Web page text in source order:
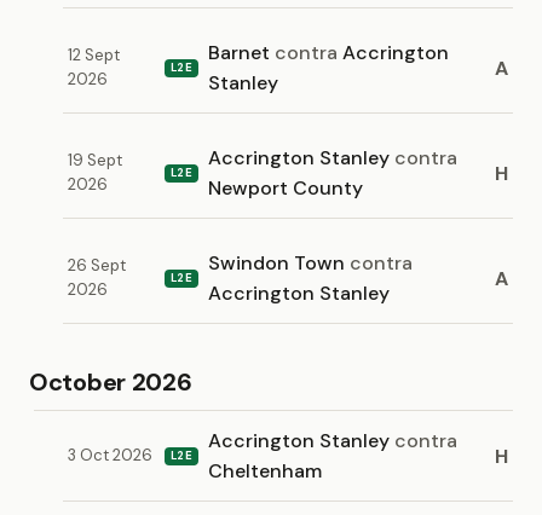
12 Sept
2026
L2E
Barnet contra Accrington
Stanley
A
19 Sept
2026
L2E
Accrington Stanley contra
Newport County
H
26 Sept
2026
L2E
Swindon Town contra
Accrington Stanley
A
October 2026
3 Oct 2026 L2E
Accrington Stanley contra
Cheltenham
H